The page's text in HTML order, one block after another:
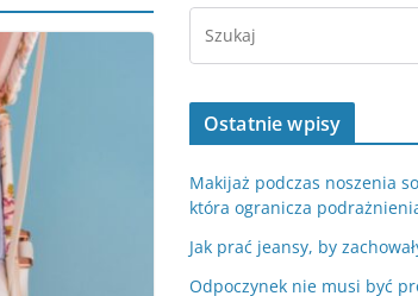
Ostatnie wpisy
Makijaż podczas noszenia
która ogranicza
Jak prać jeansy, by
Odpoczynek nie musi być